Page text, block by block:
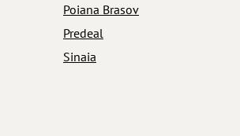
Poiana Brasov
Predeal
Sinaia